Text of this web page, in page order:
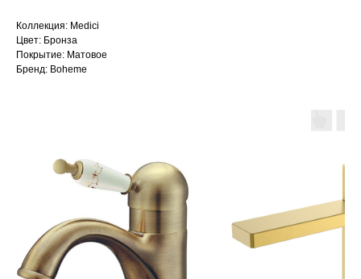
Коллекция: Medici
Цвет: Бронза
Покрытие: Матовое
Бренд: Boheme